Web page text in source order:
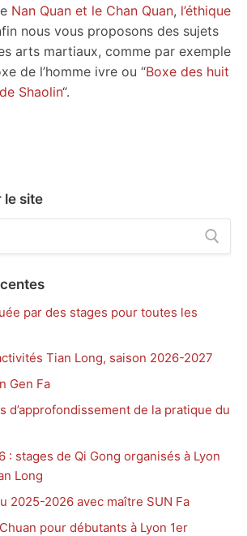
Nan Quan et le Chan Quan, l’éthique
nous vous proposons des sujets
arts martiaux, comme par exemple
de l’homme ivre ou “Boxe des huit
Shaolin“.
le site
par des stages pour toutes les
Tian Long, saison 2026-2027
Gen Fa
d’approfondissement de la pratique du
: stages de Qi Gong organisés à Lyon
Long
2025-2026 avec maître SUN Fa
pour débutants à Lyon 1er